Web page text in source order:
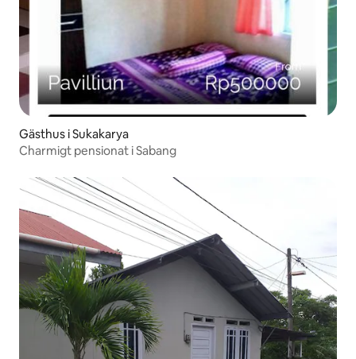
Gästhus i Sukakarya
Charmigt pensionat i Sabang